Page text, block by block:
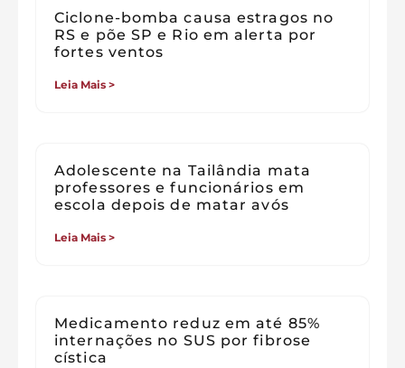
Ciclone-bomba causa estragos no
RS e põe SP e Rio em alerta por
fortes ventos
Leia Mais >
Adolescente na Tailândia mata
professores e funcionários em
escola depois de matar avós
Leia Mais >
Medicamento reduz em até 85%
internações no SUS por fibrose
cística